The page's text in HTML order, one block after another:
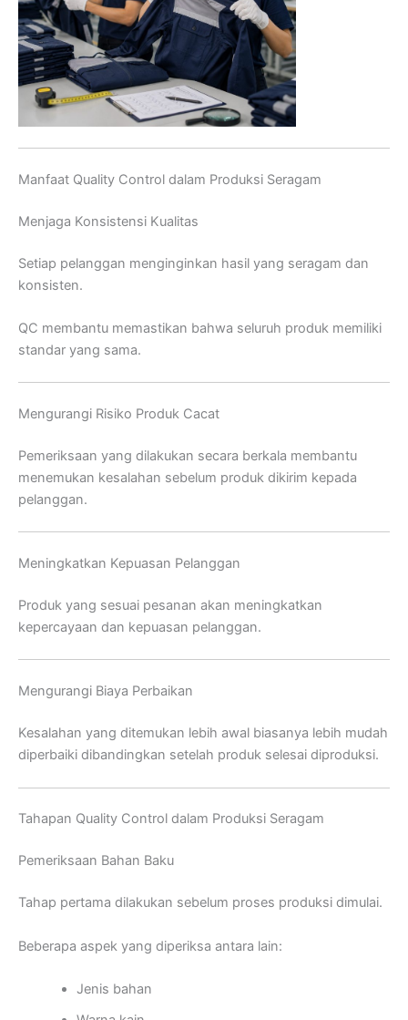
Manfaat Quality Control dalam Produksi Seragam
Menjaga Konsistensi Kualitas
Setiap pelanggan menginginkan hasil yang seragam dan
konsisten.
QC membantu memastikan bahwa seluruh produk memiliki
standar yang sama.
Mengurangi Risiko Produk Cacat
Pemeriksaan yang dilakukan secara berkala membantu
menemukan kesalahan sebelum produk dikirim kepada
pelanggan.
Meningkatkan Kepuasan Pelanggan
Produk yang sesuai pesanan akan meningkatkan
kepercayaan dan kepuasan pelanggan.
Mengurangi Biaya Perbaikan
Kesalahan yang ditemukan lebih awal biasanya lebih mudah
diperbaiki dibandingkan setelah produk selesai diproduksi.
Tahapan Quality Control dalam Produksi Seragam
Pemeriksaan Bahan Baku
Tahap pertama dilakukan sebelum proses produksi dimulai.
Beberapa aspek yang diperiksa antara lain:
Jenis bahan